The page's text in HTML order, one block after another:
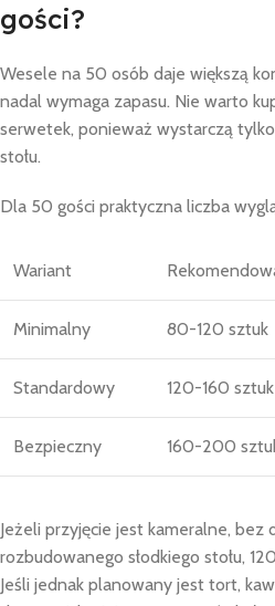
gości?
Wesele na 50 osób daje większą
nadal wymaga zapasu. Nie warto
serwetek, ponieważ wystarczą
stołu.
Dla 50 gości praktyczna liczba
Wariant
Minimalny 80-120 sztuk
Standardowy 120-160 sztuk
Bezpieczny 160-200
Jeżeli przyjęcie jest kameralne, bez
rozbudowanego słodkiego stołu,
Jeśli jednak planowany jest tort,